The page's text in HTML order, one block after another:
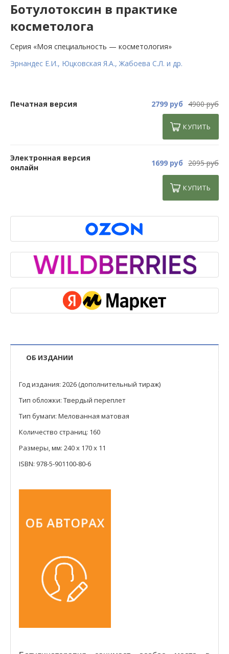
Ботулотоксин в практике
косметолога
Серия «Моя специальность — косметология»
Эрнандес Е.И., Юцковская Я.А., Жабоева С.Л. и др.
Печатная версия 2799 руб 4900 руб
КУПИТЬ
Электронная версия
онлайн
1699 руб 2095 руб
КУПИТЬ
ОБ ИЗДАНИИ
Год издания: 2026 (дополнительный тираж)
Тип обложки: Твердый переплет
Тип бумаги: Мелованная матовая
Количество страниц: 160
Размеры, мм: 240 х 170 х 11
ISBN: 978-5-901100-80-6